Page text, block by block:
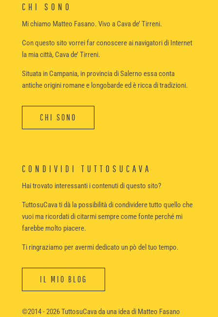
CHI SONO
Mi chiamo Matteo Fasano. Vivo a Cava de’ Tirreni.
Con questo sito vorrei far conoscere ai navigatori di Internet
la mia città, Cava de’ Tirreni.
Situata in Campania, in provincia di Salerno essa conta
antiche origini romane e longobarde ed è ricca di tradizioni.
CHI SONO
CONDIVIDI TUTTOSUCAVA
Hai trovato interessanti i contenuti di questo sito?
TuttosuCava ti dà la possibilità di condividere tutto quello che
vuoi ma ricordati di citarmi sempre come fonte perché mi
farebbe molto piacere.
Ti ringraziamo per avermi dedicato un pò del tuo tempo.
IL MIO BLOG
©2014 - 2026 TuttosuCava da una idea di Matteo Fasano